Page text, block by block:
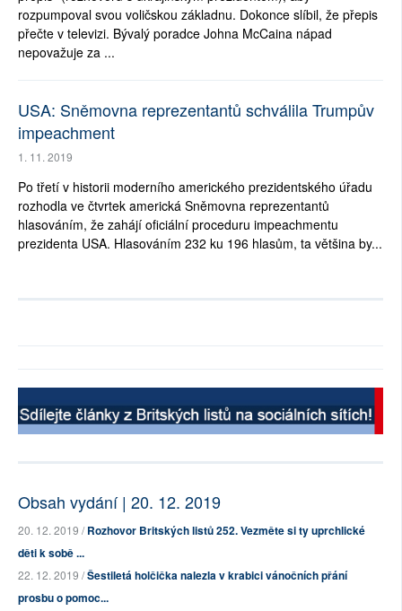
rozpumpoval svou voličskou základnu. Dokonce slíbil, že přepis
přečte v televizi. Bývalý poradce Johna McCaina nápad
nepovažuje za ...
USA: Sněmovna reprezentantů schválila Trumpův
impeachment
1. 11. 2019
Po třetí v historii moderního amerického prezidentského úřadu
rozhodla ve čtvrtek americká Sněmovna reprezentantů
hlasováním, že zahájí oficiální proceduru impeachmentu
prezidenta USA. Hlasováním 232 ku 196 hlasům, ta většina by...
Obsah vydání | 20. 12. 2019
20. 12. 2019 /Rozhovor Britských listů 252. Vezměte si ty uprchlické
děti k sobě ...
22. 12. 2019 /Šestiletá holčička nalezla v krabici vánočních přání
prosbu o pomoc...